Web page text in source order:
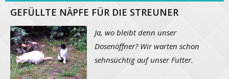
GEFÜLLTE NÄPFE FÜR DIE STREUNER
Ja, wo bleibt denn unser
Dosenöffner? Wir warten schon
sehnsüchtig auf unser Futter.